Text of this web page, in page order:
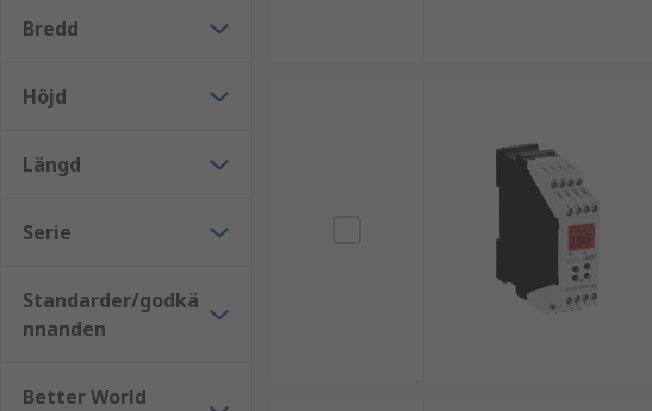
Bredd
Höjd
Längd
Serie
Standarder/godkä
nnanden
Better World